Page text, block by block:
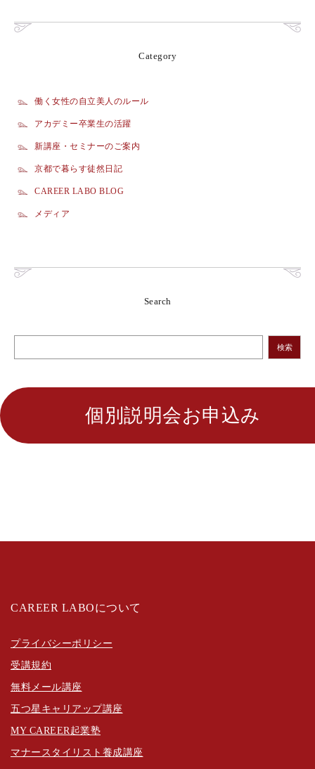
Category
働く女性の自立美人のルール
アカデミー卒業生の活躍
新講座・セミナーのご案内
京都で暮らす徒然日記
CAREER LABO BLOG
メディア
Search
検索
個別説明会お申込み
CAREER LABOについて
プライバシーポリシー
受講規約
無料メール講座
五つ星キャリアップ講座
MY CAREER起業塾
マナースタイリスト養成講座